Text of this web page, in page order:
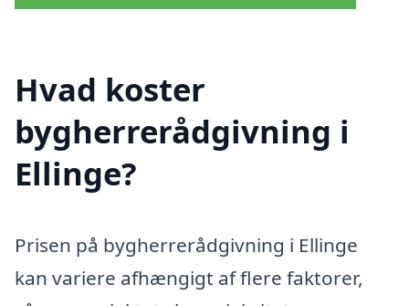
Hvad koster
bygherrerådgivning i
Ellinge?
Prisen på bygherrerådgivning i Ellinge
kan variere afhængigt af flere faktorer,